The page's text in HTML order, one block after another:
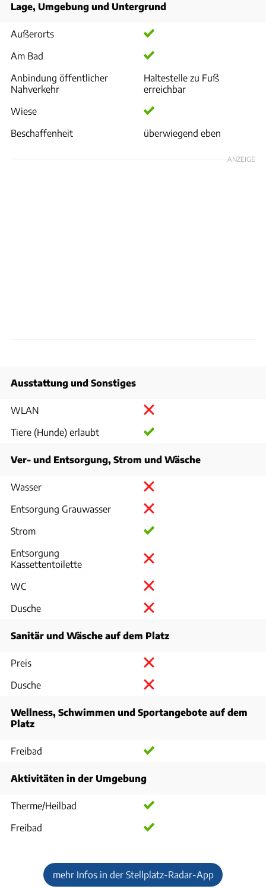
Lage, Umgebung und Untergrund
Außerorts
Am Bad
Anbindung öffentlicher
Nahverkehr
Haltestelle zu Fuß
erreichbar
Wiese
Beschaffenheit
überwiegend eben
ANZEIGE
Ausstattung und Sonstiges
WLAN
Tiere (Hunde) erlaubt
Ver- und Entsorgung, Strom und Wäsche
Wasser
Entsorgung Grauwasser
Strom
Entsorgung
Kassettentoilette
WC
Dusche
Sanitär und Wäsche auf dem Platz
Preis
Dusche
Wellness, Schwimmen und Sportangebote auf dem
Platz
Freibad
Aktivitäten in der Umgebung
Therme/Heilbad
Freibad
mehr Infos in der Stellplatz-Radar-App